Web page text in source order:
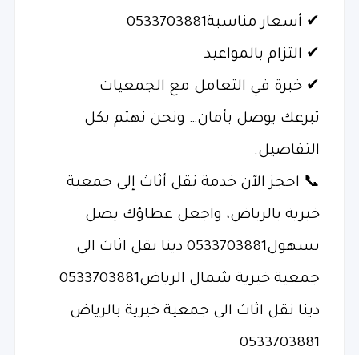
✔ أسعار مناسبة0533703881
✔ التزام بالمواعيد
✔ خبرة في التعامل مع الجمعيات
تبرعك يوصل بأمان… ونحن نهتم بكل
التفاصيل.
📞 احجز الآن خدمة نقل أثاث إلى جمعية
خيرية بالرياض، واجعل عطاؤك يصل
بسهول0533703881 دينا نقل اثاث الى
جمعية خيرية شمال الرياض0533703881
دينا نقل اثاث الى جمعية خيرية بالرياض
0533703881